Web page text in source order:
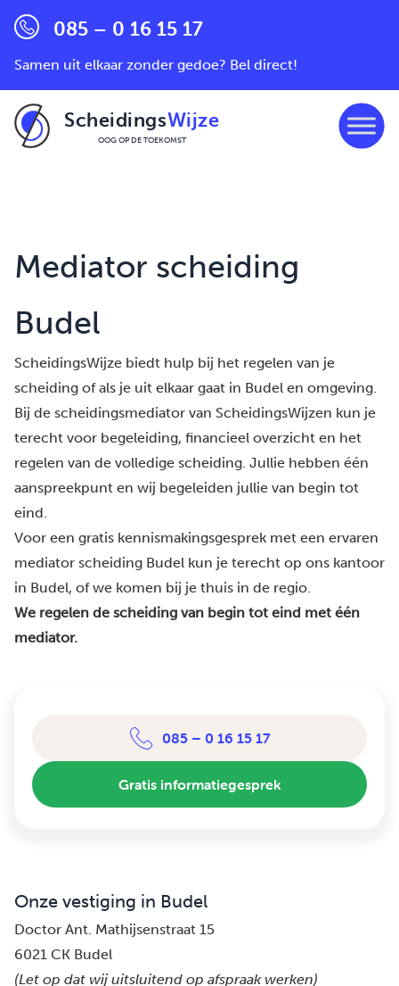
085 – 0 16 15 17
Samen uit elkaar zonder gedoe? Bel direct!
ScheidingsWijze
OOG OP DE TOEKOMST
Mediator scheiding
Budel
ScheidingsWijze biedt hulp bij het regelen van je
scheiding of als je uit elkaar gaat in Budel en omgeving.
Bij de scheidingsmediator van ScheidingsWijzen kun je
terecht voor begeleiding, financieel overzicht en het
regelen van de volledige scheiding. Jullie hebben één
aanspreekpunt en wij begeleiden jullie van begin tot
eind.
Voor een gratis kennismakingsgesprek met een ervaren
mediator scheiding Budel kun je terecht op ons kantoor
in Budel, of we komen bij je thuis in de regio.
We regelen de scheiding van begin tot eind met één
mediator.
085 – 0 16 15 17
Gratis informatiegesprek
Onze vestiging in Budel
Doctor Ant. Mathijsenstraat 15
6021 CK Budel
(Let op dat wij uitsluitend op afspraak werken)